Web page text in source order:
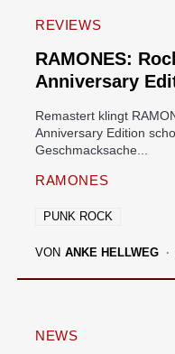
REVIEWS
RAMONES:
Anniversary
Remastert klingt
Anniversary Edition
Geschmacksache...
RAMONES
PUNK ROCK
VON ANKE HELLWEG
NEWS